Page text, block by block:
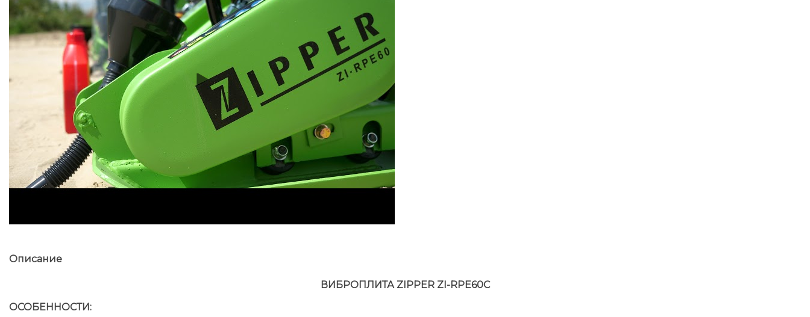
Описание
ВИБРОПЛИТА ZIPPER ZI-RPE60C
ОСОБЕННОСТИ: